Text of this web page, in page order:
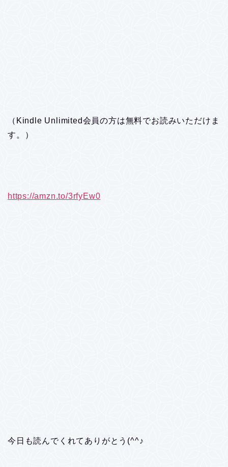
（Kindle Unlimited会員の方は無料でお読みいただけま
す。）
https://amzn.to/3rfyEw0
今日も読んでくれてありがとう(^^♪